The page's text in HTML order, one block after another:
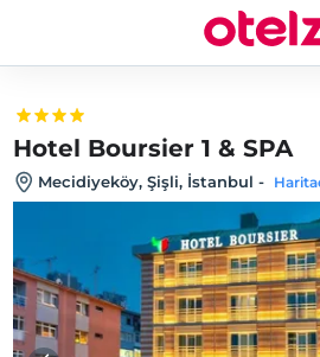
Hotel Boursier 1 & SPA
Mecidiyeköy, Şişli, İstanbul -